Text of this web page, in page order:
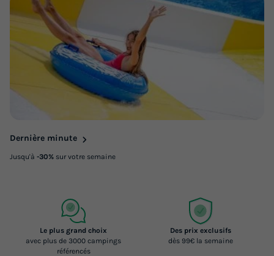
Dernière minute
Jusqu'à -30% sur votre semaine
Le plus grand choix
avec plus de 3000 campings
référencés
Des prix exclusifs
dès 99€ la semaine